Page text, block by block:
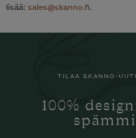
lisää: sales@skanno.fi.
TILAA SKANNO-
100%